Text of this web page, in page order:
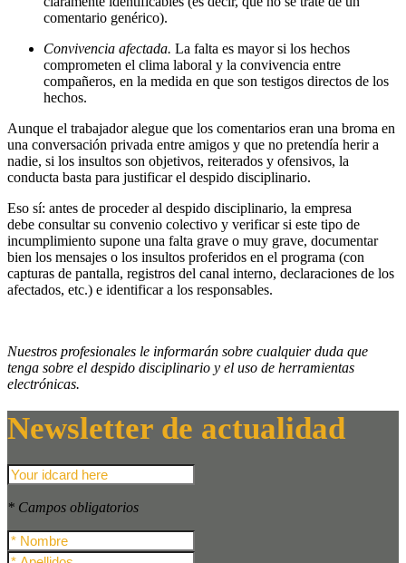
comentario genérico).
Convivencia afectada. La falta es mayor si los hechos
comprometen el clima laboral y la convivencia entre
compañeros, en la medida en que son testigos directos de los
hechos.
Aunque el trabajador alegue que los comentarios eran una broma en
una conversación privada entre amigos y que no pretendía herir a
nadie, si los insultos son objetivos, reiterados y ofensivos, la
conducta basta para justificar el despido disciplinario.
Eso sí: antes de proceder al despido disciplinario, la empresa
debe consultar su convenio colectivo y verificar si este tipo de
incumplimiento supone una falta grave o muy grave, documentar
bien los mensajes o los insultos proferidos en el programa (con
capturas de pantalla, registros del canal interno, declaraciones de los
afectados, etc.) e identificar a los responsables.
Nuestros profesionales le informarán sobre cualquier duda que
tenga sobre el despido disciplinario y el uso de herramientas
electrónicas.
Newsletter de actualidad
* Campos obligatorios